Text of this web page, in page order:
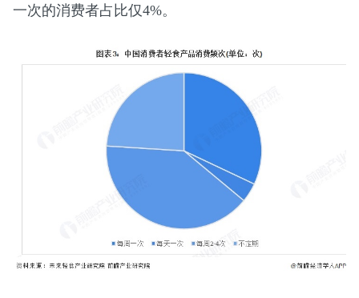
一次的消费者占比仅4%。